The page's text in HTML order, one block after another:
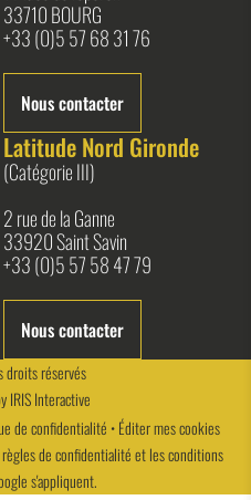
33710 BOURG
+33 (0)5 57 68 31 76
Nous contacter
Latitude Nord Gironde
(Catégorie III)
2 rue de la Ganne
33920 Saint Savin
+33 (0)5 57 58 47 79
Nous contacter
réservés
IRIS Interactive
de confidentialité •Éditer mes cookies
règles de confidentialitéet lesconditions
s'appliquent.